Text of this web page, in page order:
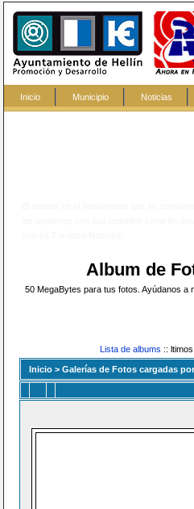
Inicio Municipio Noticias
Album de
50 MegaBytes para tus fotos. Ayúdanos a
Lista de albums ::
Inicio > Galerías de Fotos cargadas